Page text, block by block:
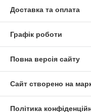
Доставка та оплата
Графік роботи
Повна версія сайту
Сайт створено на
Політика